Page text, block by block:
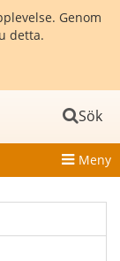
Genom
detta.
Sök
Meny